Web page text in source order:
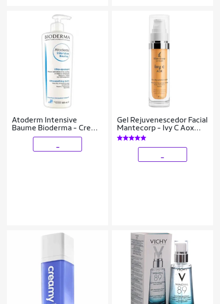
Atoderm Intensive
Baume Bioderma - Creme
de tratamento 500ml
Gel Rejuvenescedor Facial
Mantecorp - Ivy C Aox
30g